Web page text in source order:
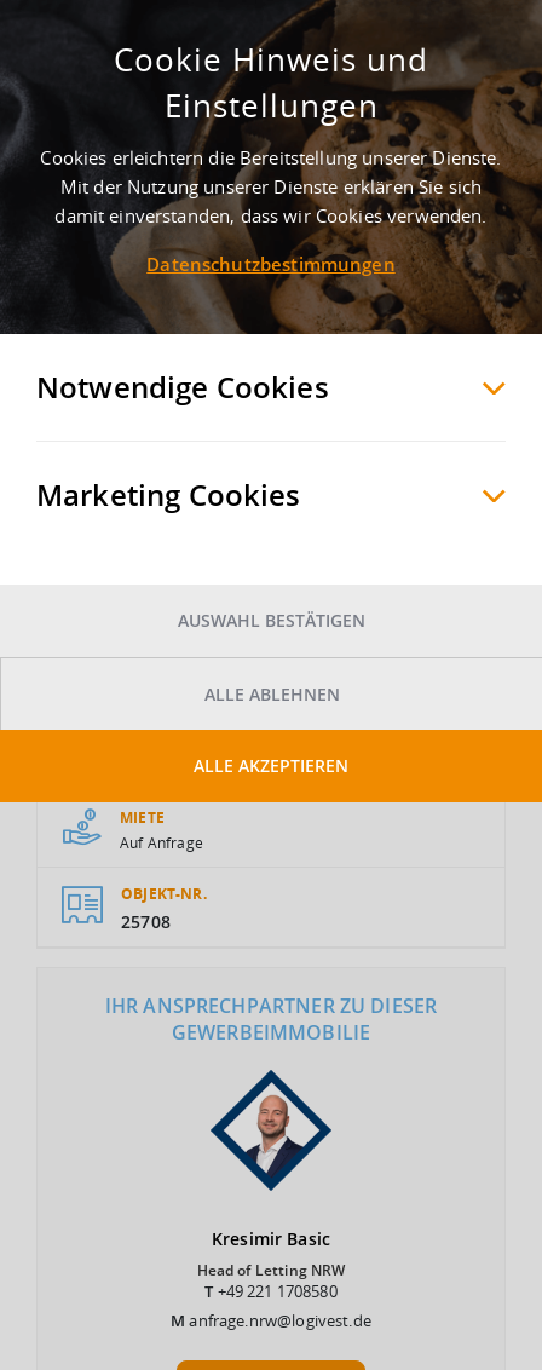
Hochwertige Logistikflächen /
optional mit Kühlung
Mülheim an der RuhrMülheim an der Ruhr,
Deutschland
MERKEN VERGLEICHEN EXPORT PDF
2
MIETE
Auf Anfrage
OBJEKT-NR.
25708
IHR ANSPRECHPARTNER ZU DIESER
GEWERBEIMMOBILIE
Kresimir Basic
Head of Letting NRW
T+49 221 1708580
Manfrage.nrw@logivest.de
Cookie Hinweis und
Einstellungen
Cookies erleichtern die Bereitstellung unserer Dienste.
Mit der Nutzung unserer Dienste erklären Sie sich
damit einverstanden, dass wir Cookies verwenden.
Datenschutzbestimmungen
Notwendige Cookies
Marketing Cookies
AUSWAHL BESTÄTIGEN
ALLE ABLEHNEN
ALLE AKZEPTIEREN